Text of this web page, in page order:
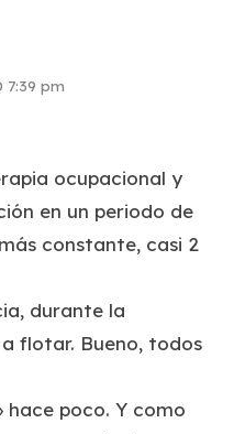
7:39 pm
ocupacional y
en un periodo de
constante, casi 2
durante la
flotar. Bueno, todos
hace poco. Y como